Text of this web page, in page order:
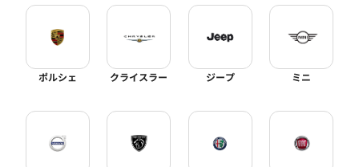
ポルシェ クライスラー ジープ ミニ